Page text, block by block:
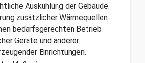
Auskühlung der Gebäude.
zusätzlicher Wärmequellen
bedarfsgerechten Betrieb
Geräte und anderer
Einrichtungen.